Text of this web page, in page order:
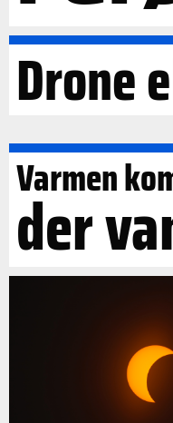
Drone
Varmen
der